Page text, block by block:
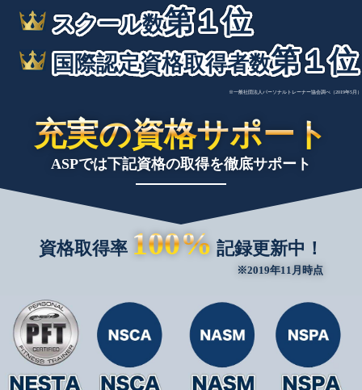
スクール数第１位
国際認定資格取得者数第１位
※一般社団法人パーソナルトレーナー協会調べ（2019年5月）
充実の資格サポート
ASPでは下記資格の取得を徹底サポート
資格取得率 100% 記録更新中！
※2019年11月時点